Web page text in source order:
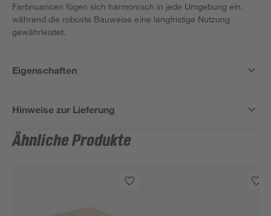
Farbnuancen fügen sich harmonisch in jede Umgebung ein,
während die robuste Bauweise eine langfristige Nutzung
gewährleistet.
Eigenschaften
Hinweise zur Lieferung
Ähnliche Produkte